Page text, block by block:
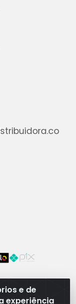
e de
experiência
1977 -